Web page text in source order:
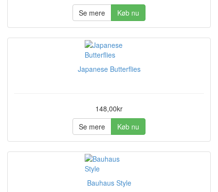
Se mere
Køb nu
Japanese Butterflies
148,00kr
Se mere
Køb nu
Bauhaus Style